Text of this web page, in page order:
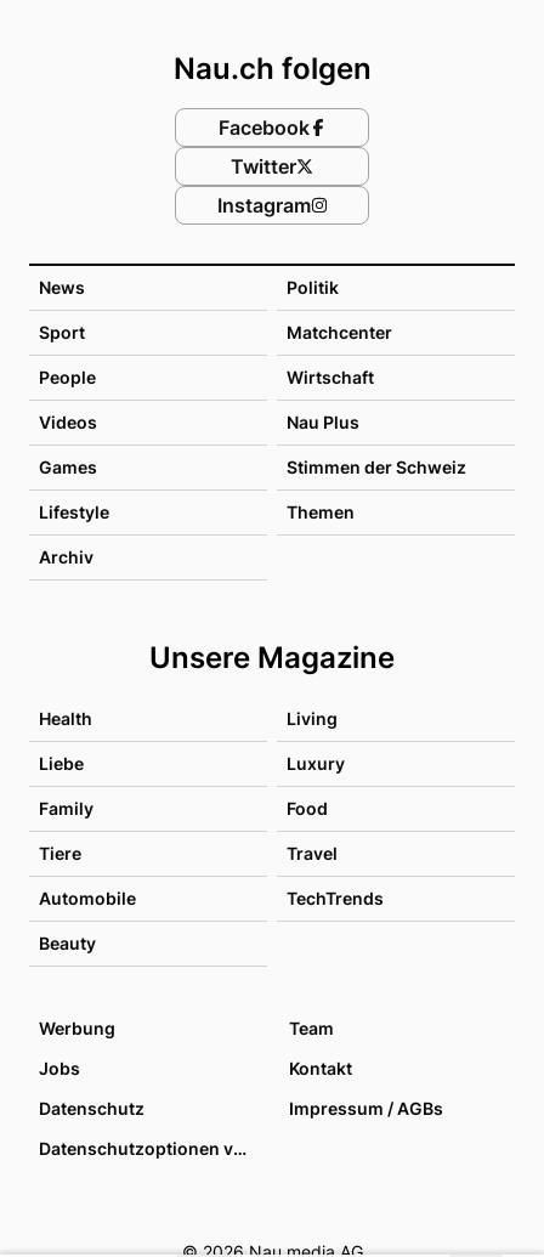
News Politik
Sport Matchcenter
People Wirtschaft
Videos Nau Plus
Games Stimmen der Schweiz
Lifestyle Themen
Archiv
Unsere Magazine
Health Living
Liebe Luxury
Family Food
Tiere Travel
Automobile TechTrends
Beauty
Nau.ch folgen
Facebook
Twitter
Instagram
Werbung
Team
Jobs
Kontakt
Datenschutz
Impressum / AGBs
Datenschutzoptionen verwalten
© 2026 Nau media AG